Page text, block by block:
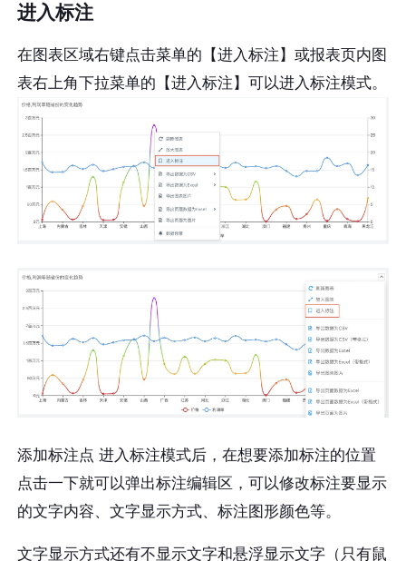
进入标注
在图表区域右键点击菜单的【进入标注】或报表页内图
表右上角下拉菜单的【进入标注】可以进入标注模式。
​添加标注点 进入标注模式后，在想要添加标注的位置
点击一下就可以弹出标注编辑区，可以修改标注要显示
的文字内容、文字显示方式、标注图形颜色等。
文字显示方式还有不显示文字和悬浮显示文字（只有鼠